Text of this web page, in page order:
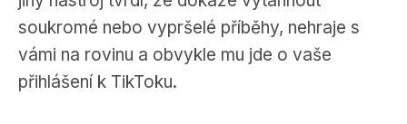
soukromé nebo vypršelé příběhy, nehraje s
vámi na rovinu a obvykle mu jde o vaše
přihlášení k TikToku.